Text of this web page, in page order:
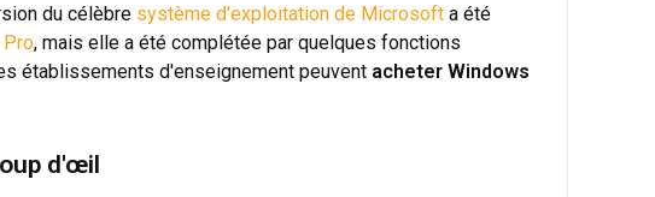
du célèbre système d'exploitation de Microsoft a été
, mais elle a été complétée par quelques fonctions
établissements d'enseignement peuvent acheter Windows
d'œil